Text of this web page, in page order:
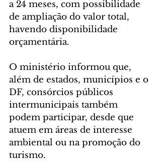
a 24 meses, com possibilidade
de ampliação do valor total,
havendo disponibilidade
orçamentária.
O ministério informou que,
além de estados, municípios e o
DF, consórcios públicos
intermunicipais também
podem participar, desde que
atuem em áreas de interesse
ambiental ou na promoção do
turismo.